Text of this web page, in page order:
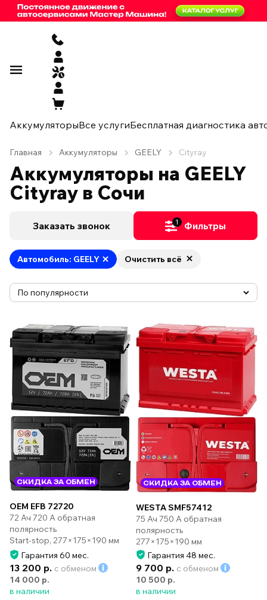
АккумуляторыВсе услугиБесплатная диагностика
Главная Аккумуляторы GEELY Cityray
Аккумуляторы на GEELY
Cityray в Сочи
Заказать звонок 1 Фильтры
Автомобиль: GEELY Очистить всё
СКИДКА ЗА ОБМЕН
OEM EFB 72720
72 Ач 720 А обратная
полярность
Start-stop, 277×175×190 мм
Гарантия 60 мес.
13 200 р. с обменом
14 000 р.
в наличии
СКИДКА ЗА ОБМЕН
WESTA SMF57412
75 Ач 750 А обратная
полярность
277×175×190 мм
Гарантия 48 мес.
9 700 р. с обменом
10 500 р.
в наличии